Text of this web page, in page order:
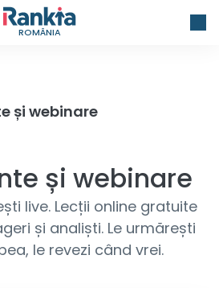
ROMÂNIA
și webinare
și webinare
live. Lecții online gratuite
și analiști. Le urmărești
le revezi când vrei.